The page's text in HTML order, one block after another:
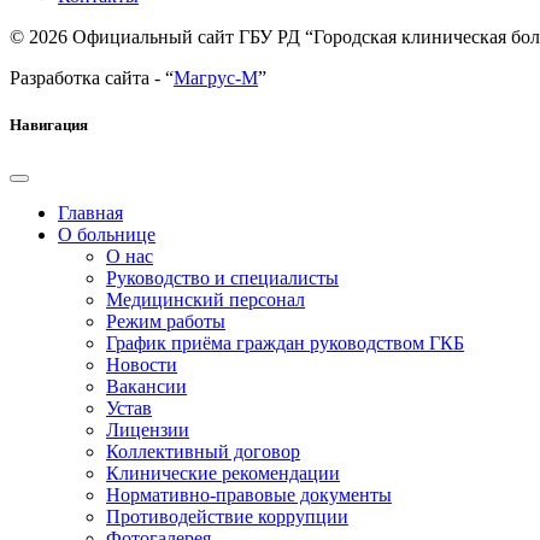
© 2026 Официальный сайт ГБУ РД “Городская клиническая
Разработка сайта - “Магрус-М”
Навигация
Главная
О больнице
О нас
Руководство и специалисты
Медицинский персонал
Режим работы
График приёма граждан руководством ГКБ
Новости
Вакансии
Устав
Лицензии
Коллективный договор
Клинические рекомендации
Нормативно-правовые документы
Противодействие коррупции